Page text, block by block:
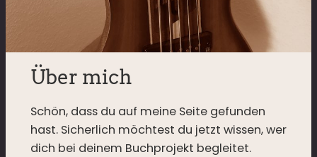
Über mich
Schön, dass du auf meine Seite gefunden
hast. Sicherlich möchtest du jetzt wissen, wer
dich bei deinem Buchprojekt begleitet.